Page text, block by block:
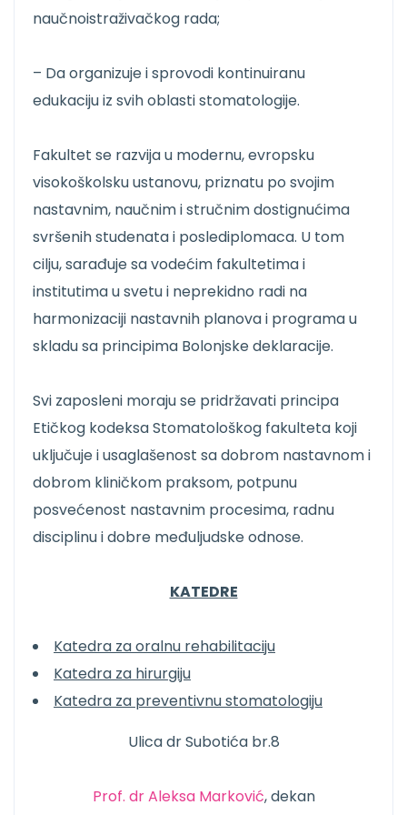
naučnoistraživačkog rada;
– Da organizuje i sprovodi kontinuiranu
edukaciju iz svih oblasti stomatologije.
Fakultet se razvija u modernu, evropsku
visokoškolsku ustanovu, priznatu po svojim
nastavnim, naučnim i stručnim dostignućima
svršenih studenata i poslediplomaca. U tom
cilju, sarađuje sa vodećim fakultetima i
institutima u svetu i neprekidno radi na
harmonizaciji nastavnih planova i programa u
skladu sa principima Bolonjske deklaracije.
Svi zaposleni moraju se pridržavati principa
Etičkog kodeksa Stomatološkog fakulteta koji
uključuje i usaglašenost sa dobrom nastavnom i
dobrom kliničkom praksom, potpunu
posvećenost nastavnim procesima, radnu
disciplinu i dobre međuljudske odnose.
KATEDRE
Katedra za oralnu rehabilitaciju
Katedra za hirurgiju
Katedra za preventivnu stomatologiju
Ulica dr Subotića br.8
Prof. dr Aleksa Marković, dekan